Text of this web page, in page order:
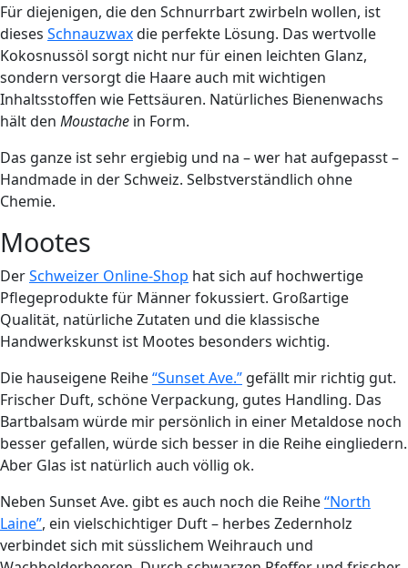
Für diejenigen, die den Schnurrbart zwirbeln wollen, ist
dieses Schnauzwaxdie perfekte Lösung. Das wertvolle
Kokosnussöl sorgt nicht nur für einen leichten Glanz,
sondern versorgt die Haare auch mit wichtigen
Inhaltsstoffen wie Fettsäuren. Natürliches Bienenwachs
hält den Moustache in Form.
Das ganze ist sehr ergiebig und na – wer hat aufgepasst –
Handmade in der Schweiz. Selbstverständlich ohne
Chemie.
Mootes
DerSchweizer Online-Shop hat sich auf hochwertige
Pflegeprodukte für Männer fokussiert. Großartige
Qualität, natürliche Zutaten und die klassische
Handwerkskunst ist Mootes besonders wichtig.
Die hauseigene Reihe“Sunset Ave.” gefällt mir richtig gut.
Frischer Duft, schöne Verpackung, gutes Handling. Das
Bartbalsam würde mir persönlich in einer Metaldose noch
besser gefallen, würde sich besser in die Reihe eingliedern.
Aber Glas ist natürlich auch völlig ok.
Neben Sunset Ave. gibt es auch noch die Reihe“North
Laine”, ein vielschichtiger Duft – herbes Zedernholz
verbindet sich mit süsslichem Weihrauch und